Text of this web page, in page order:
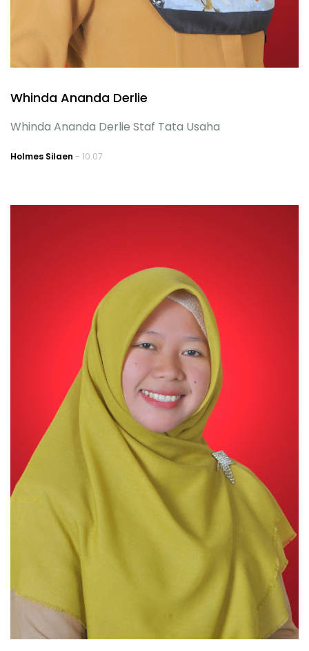
Whinda Ananda Derlie
Whinda Ananda Derlie Staf Tata Usaha
Holmes Silaen - 10.07